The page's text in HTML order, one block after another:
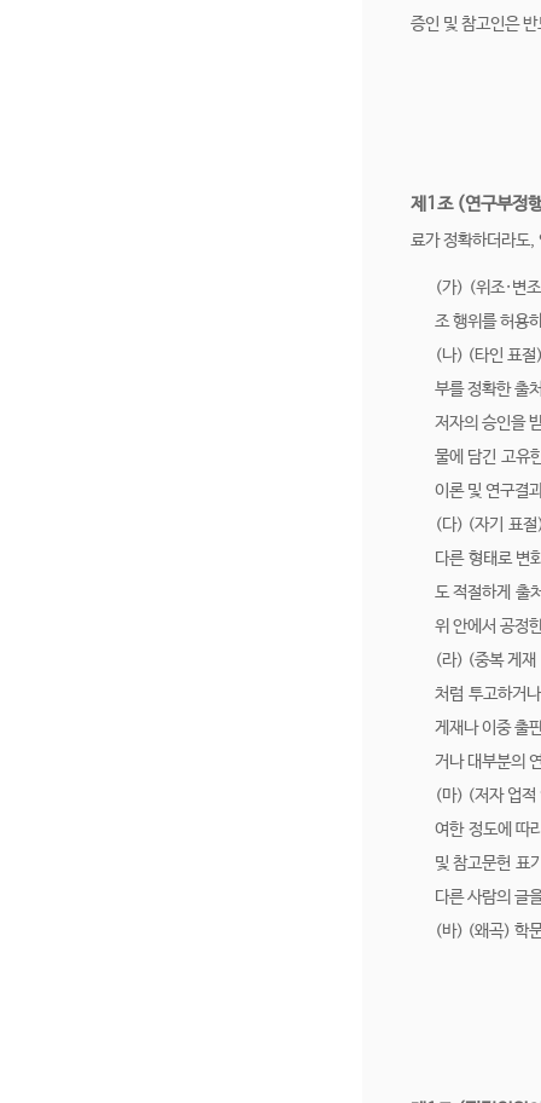
증인 및 참고인은
제1조 (연구부정
료가 정확하더라도,
(가) (위조·변
조 행위를 허용
(나) (타인 표절
부를 정확한 출
저자의 승인을
물에 담긴 고유
이론 및 연구결
(다) (자기 표절
다른 형태로 변
도 적절하게 출
위 안에서 공정
(라) (중복 게재
처럼 투고하거
게재나 이중 출
거나 대부분의
(마) (저자 업적
여한 정도에 따
및 참고문헌 표
다른 사람의 글
(바) (왜곡) 학